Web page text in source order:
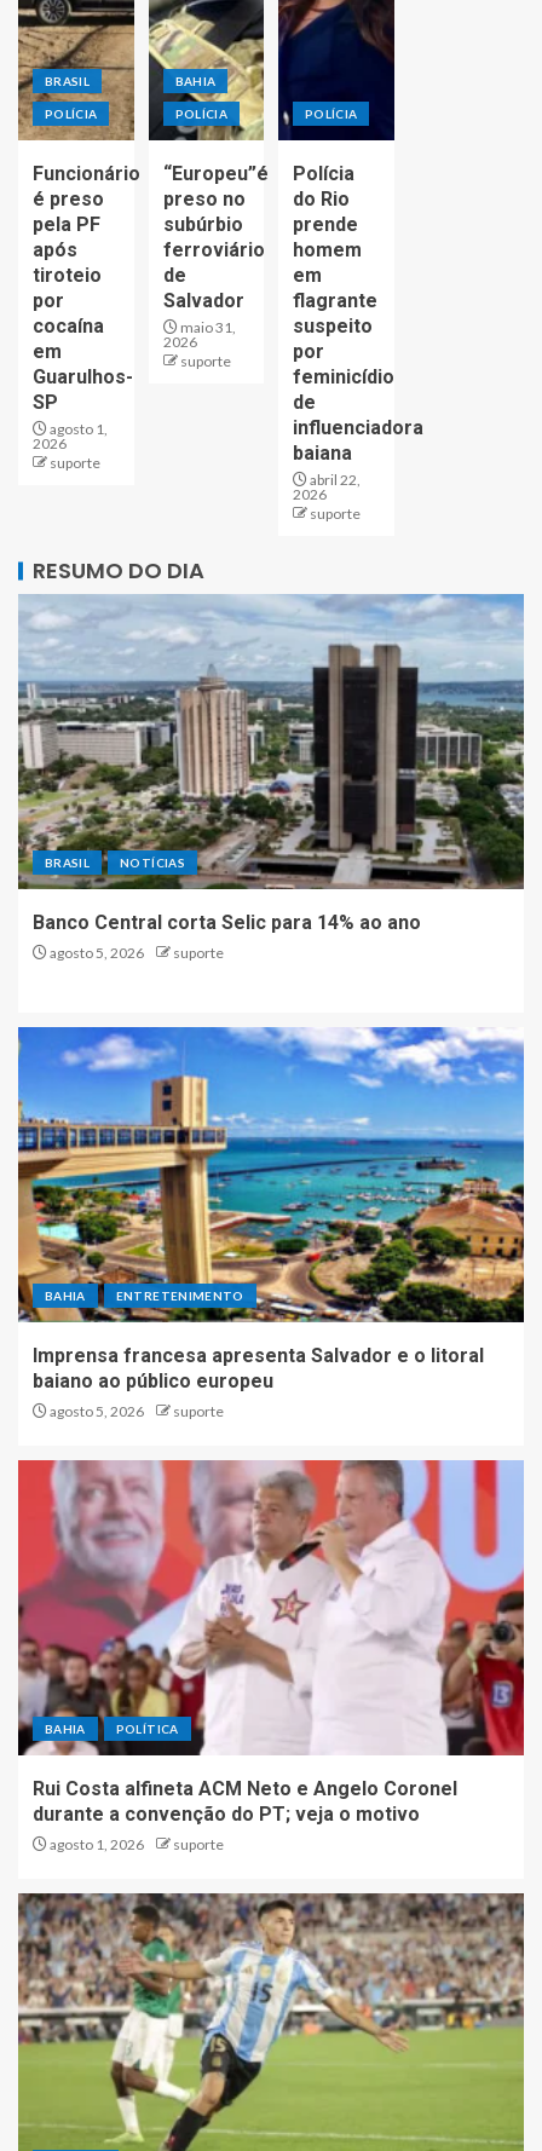
BRASIL
POLÍCIA
Funcionário
é preso
pela PF
após
tiroteio
por
cocaína
em
Guarulhos-
SP
agosto 1,
2026
suporte
BAHIA
POLÍCIA
“Europeu”é
preso no
subúrbio
ferroviário
de
Salvador
maio 31,
2026
suporte
POLÍCIA
Polícia
do Rio
prende
homem
em
flagrante
suspeito
por
feminicídio
de
influenciadora
baiana
abril 22,
2026
suporte
RESUMO DO DIA
BRASIL NOTÍCIAS
Banco Central corta Selic para 14% ao ano
agosto 5, 2026 suporte
BAHIA ENTRETENIMENTO
Imprensa francesa apresenta Salvador e o litoral
baiano ao público europeu
agosto 5, 2026 suporte
BAHIA POLÍTICA
Rui Costa alfineta ACM Neto e Angelo Coronel
durante a convenção do PT; veja o motivo
agosto 1, 2026 suporte